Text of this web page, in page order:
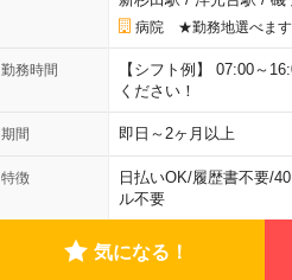
病院 ★勤務地選べます
勤務時間
【シフト例】 07:00～
ください！
期間 即日～2ヶ月以上
特徴 日払いOK/履歴書不要/
ル不要
気になる！